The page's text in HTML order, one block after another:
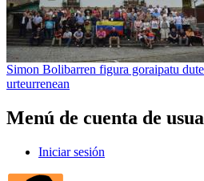
Simon Bolibarren figura goraipatu
urteurrenean
Menú de cuenta de
Iniciar sesión